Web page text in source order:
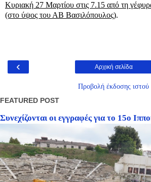
Κυριακή 27 Μαρτίου στις 7.15 από τη
(στο ύψος του ΑΒ Βασιλόπουλος).
‹ Αρχική σελίδα
Προβολή έκδοσης ιστού
FEATURED POST
Συνεχίζονται οι εγγραφές για το 15ο